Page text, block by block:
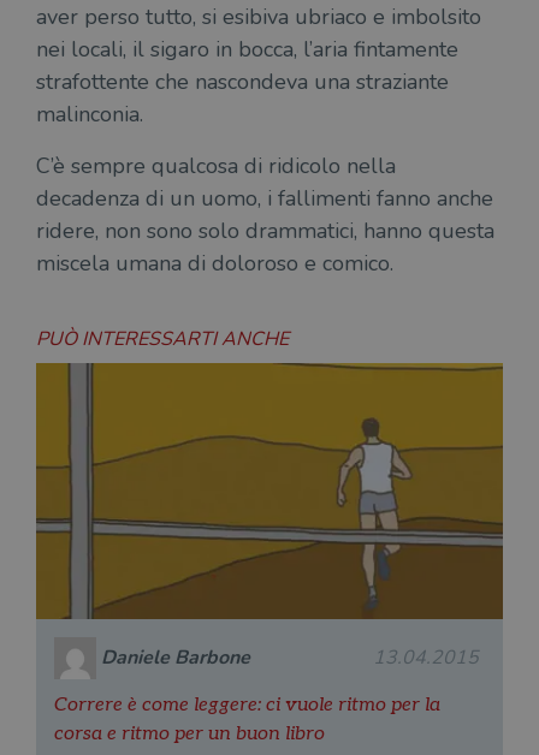
aver perso tutto, si esibiva ubriaco e imbolsito
nei locali, il sigaro in bocca, l’aria fintamente
strafottente che nascondeva una straziante
malinconia.
C’è sempre qualcosa di ridicolo nella
decadenza di un uomo, i fallimenti fanno anche
ridere, non sono solo drammatici, hanno questa
miscela umana di doloroso e comico.
PUÒ INTERESSARTI ANCHE
Daniele Barbone 13.04.2015
Correre è come leggere: ci vuole ritmo per la
corsa e ritmo per un buon libro